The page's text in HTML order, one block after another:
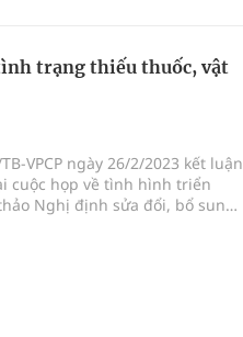
trạng thiếu thuốc, vật
VPCP ngày 26/2/2023 kết luận
cuộc họp về tình hình triển
Nghị định sửa đổi, bổ sung